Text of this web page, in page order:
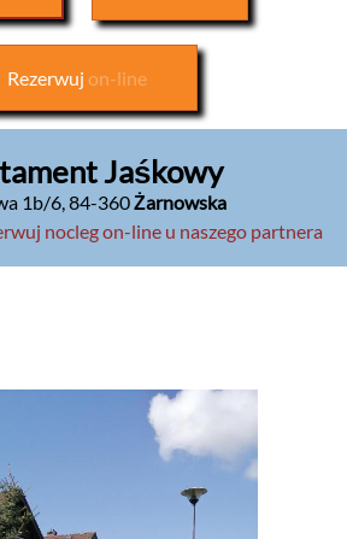
Rezerwuj on-line
Jaśkowy
1b/6,84-360Żarnowska
nocleg on-line u naszego partnera